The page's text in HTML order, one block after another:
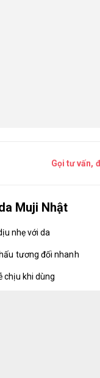
Gọi tư vấn,
Muji Nhật
nhẹ với da
tương đối nhanh
chịu khi dùng